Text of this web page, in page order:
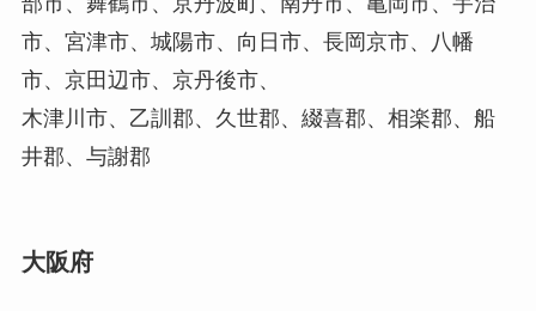
市、宮津市、城陽市、向日市、長岡京市、八幡
市、京田辺市、京丹後市、
木津川市、乙訓郡、久世郡、綴喜郡、相楽郡、船
井郡、与謝郡
大阪府